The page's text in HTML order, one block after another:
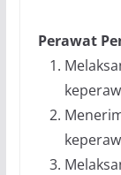
Perawat